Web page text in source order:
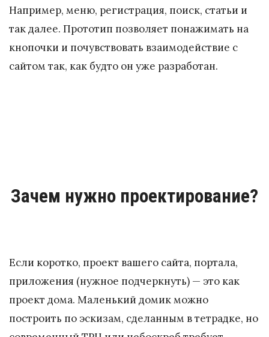
Например, меню, регистрация, поиск, статьи и
так далее. Прототип позволяет понажимать на
кнопочки и почувствовать взаимодействие с
сайтом так, как будто он уже разработан.
Зачем нужно проектирование?
Если коротко, проект вашего сайта, портала,
приложения (нужное подчеркнуть) — это как
проект дома. Маленький домик можно
построить по эскизам, сделанным в тетрадке, но